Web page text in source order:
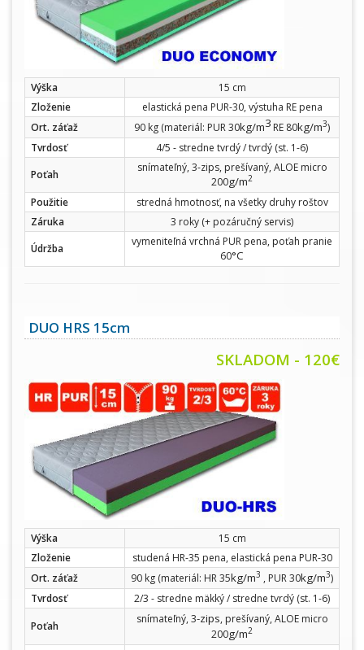
Výška
15 cm
Zloženie
elastická pena PUR-30, výstuha RE pena
Ort. záťaž
90 kg (materiál: PUR 30kg/m3 RE 80kg/m3)
Tvrdosť
4/5 - stredne tvrdý / tvrdý (st. 1-6)
Poťah
snímateľný, 3-zips, prešívaný, ALOE micro
200g/m2
Použitie
stredná hmotnosť, na všetky druhy roštov
Záruka
3 roky (+ pozáručný servis)
Údržba
vymeniteľná vrchná PUR pena, poťah pranie
60°C
DUO HRS 15cm
SKLADOM - 120€
Výška
15 cm
Zloženie
studená HR-35 pena, elastická pena PUR-30
Ort. záťaž
90 kg (materiál: HR 35kg/m3 , PUR 30kg/m3)
Tvrdosť
2/3 - stredne mäkký / stredne tvrdý (st. 1-6)
Poťah
snímateľný, 3-zips, prešívaný, ALOE micro
200g/m2